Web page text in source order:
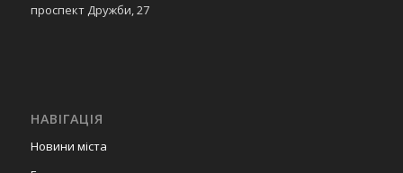
проспект Дружби, 27
НАВІГАЦІЯ
Новини міста